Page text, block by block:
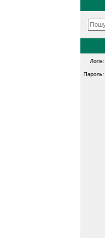
Логін:
Пароль: